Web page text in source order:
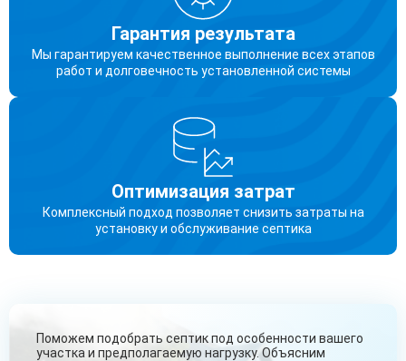
Гарантия результата
Мы гарантируем качественное выполнение всех этапов
работ и долговечность установленной системы
Оптимизация затрат
Комплексный подход позволяет снизить затраты на
установку и обслуживание септика
Поможем подобрать септик под особенности вашего
участка и предполагаемую нагрузку. Объясним